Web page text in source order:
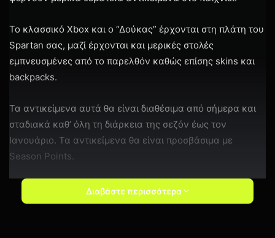
Το κλασσικό Xbox και ο “Δούκας” έρχονται στη πλάτη του
Spartan σας, μαζί έρχονται και μερικές στολές
εμπνευσμένες από το παρελθόν καθώς επίσης skins και
backpacks.
Τα αντικείμενα αυτά θα είναι διαθέσιμα από σήμερα και
σταδιακά καθ’ όλη τη διάρκεια της σεζόν έως τον
Ιανουάριο. Τα αντικείμενα θα είναι προσβάσιμα με
Season Points.
Τέλος, αξίζει να υπενθυμίσουμε πως η Microsoft στις 15
Νοεμβρίου διοργανώνει μίαειδική εορταστική εκπομπή
Διαβάστε περισσότερα